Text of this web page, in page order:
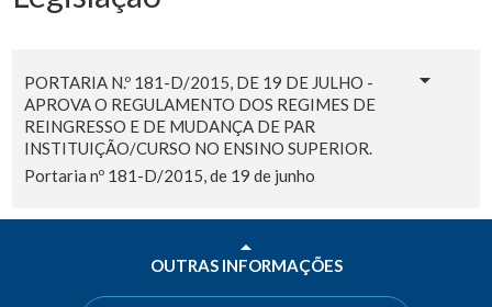
PORTARIA N.º 181-D/2015, DE 19 DE JULHO -
APROVA O REGULAMENTO DOS REGIMES DE
REINGRESSO E DE MUDANÇA DE PAR
INSTITUIÇÃO/CURSO NO ENSINO SUPERIOR.
Portaria nº 181-D/2015, de 19 de junho
OUTRAS INFORMAÇÕES